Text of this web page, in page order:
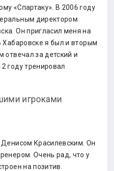
«Спартаку». В 2006 году
директором
Он пригласил меня на
Хабаровске я был и вторым
отвечал за детский и
году тренировал
игроками
Денисом Красилевским. Он
Очень рад, что у
на позитив.